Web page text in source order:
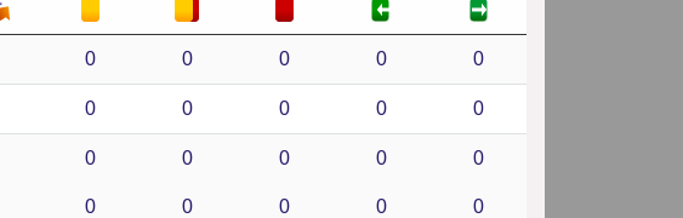
0 0 0 0 0
0 0 0 0 0
0 0 0 0 0
0 0 0 0 0